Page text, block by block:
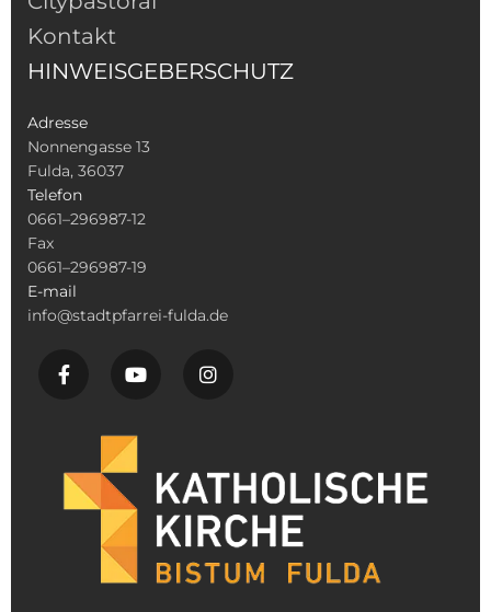
Kontakt
HINWEISGEBERSCHUTZ
Adresse
Nonnengasse 13
Fulda, 36037
Telefon
0661–296987-12
Fax
0661–296987-19
E-mail
info@stadtpfarrei-fulda.de